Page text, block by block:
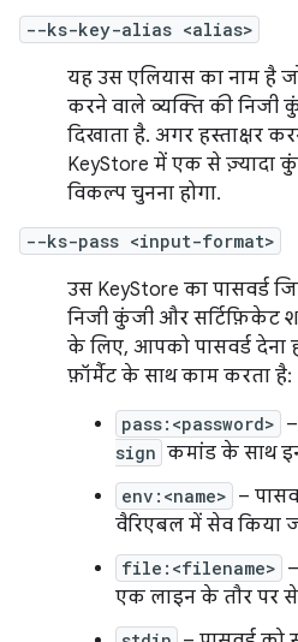
--ks-key-alias <alias>
यह उस एलियास का नाम है
करने वाले व्यक्ति की निजी
दिखाता है. अगर हस्ताक्षर
KeyStore में एक से ज़्यादा
विकल्प चुनना होगा.
--ks-pass <input-format>
उस KeyStore का पासवर्ड
निजी कुंजी और सर्टिफ़िकेट
के लिए, आपको पासवर्ड देना
फ़ॉर्मैट के साथ काम करता है:
pass:<password>
sign कमांड के साथ
env:<name> –
वैरिएबल में सेव किया
file:<filename>
एक लाइन के तौर पर